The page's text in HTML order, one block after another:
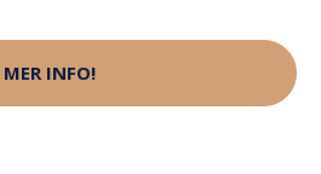
MER INFO!